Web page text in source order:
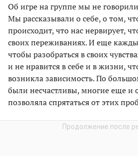
Об игре на группе мы не
Мы рассказывали о себе, о том,
происходит, что нас нервирует,
своих переживаниях. И еще
чтобы разобраться в своих
и не нравится в себе и в жизни,
возникла зависимость. По
были несчастливы, многие еще и
позволяла спрятаться от этих